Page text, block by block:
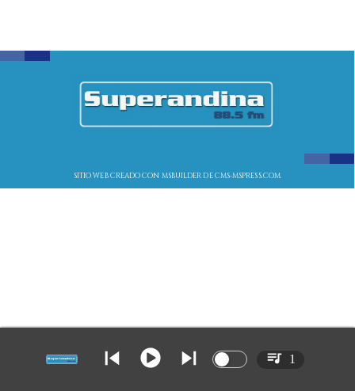
SITIO WEB CREADO CON MSBUILDER DE CMS-MSPRESS.COM
1